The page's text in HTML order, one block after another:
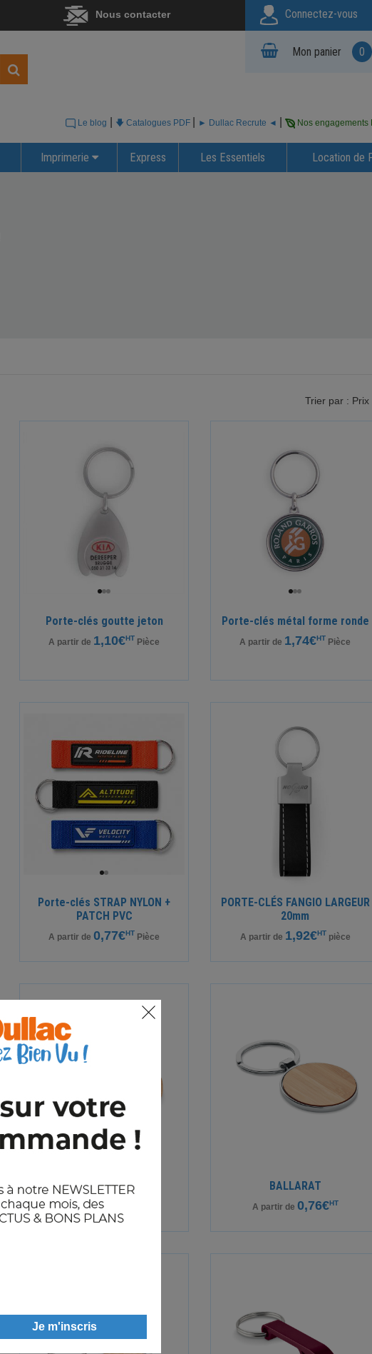
Nous contacter Connectez-vous
Mon panier 0
Le blog 🡇 Catalogues PDF ► Dullac Recrute ◄ Nos engagements
Imprimerie Express Les Essentiels Location de
Trier par : Prix
Porte-clés goutte jeton
A partir de 1,10€HT Pièce
Porte-clés métal forme ronde
A partir de 1,74€HT Pièce
Porte-clés STRAP NYLON +
PATCH PVC
A partir de 0,77€HT Pièce
PORTE-CLÉS FANGIO LARGEUR
20mm
A partir de 1,92€HT pièce
BOAT
A partir de
BALLARAT
A partir de 0,76€HT